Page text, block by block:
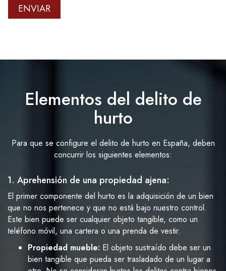
ENVIAR
Elementos del delito de
hurto
Para que se configure el delito de hurto en España, deben
concurrir los siguientes elementos:
1. Aprehensión de una propiedad ajena:
El primer componente del hurto es la adquisición de un bien
que no nos pertenece y que no está bajo nuestro control.
Este bien puede ser cualquier objeto tangible, como un
teléfono móvil, una cartera o una prenda de vestir.
Propiedad mueble: El objeto sustraído debe ser un
bien tangible que pueda ser trasladado de un lugar a